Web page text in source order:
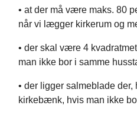
• at der må være maks. 80
når vi lægger kirkerum og
• der skal være 4
man ikke bor i samme
• der ligger salmeblade der,
kirkebænk, hvis man ikke